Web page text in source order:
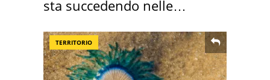
sta succedendo nelle
TERRITORIO